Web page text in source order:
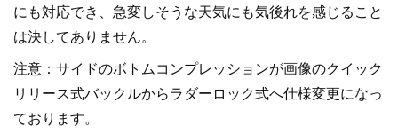
にも対応でき、急変しそうな天気にも気後れを感じること
は決してありません。
注意：サイドのボトムコンプレッションが画像のクイック
リリース式バックルからラダーロック式へ仕様変更になっ
ております。